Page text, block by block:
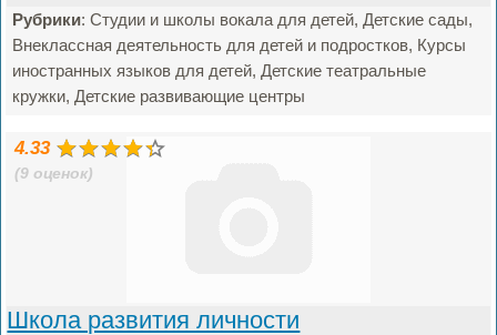
Рубрики: Студии и школы вокала для детей, Детские сады,
Внеклассная деятельность для детей и подростков, Курсы
иностранных языков для детей, Детские театральные
кружки, Детские развивающие центры
4.33
(9 оценок)
Школа развития личности